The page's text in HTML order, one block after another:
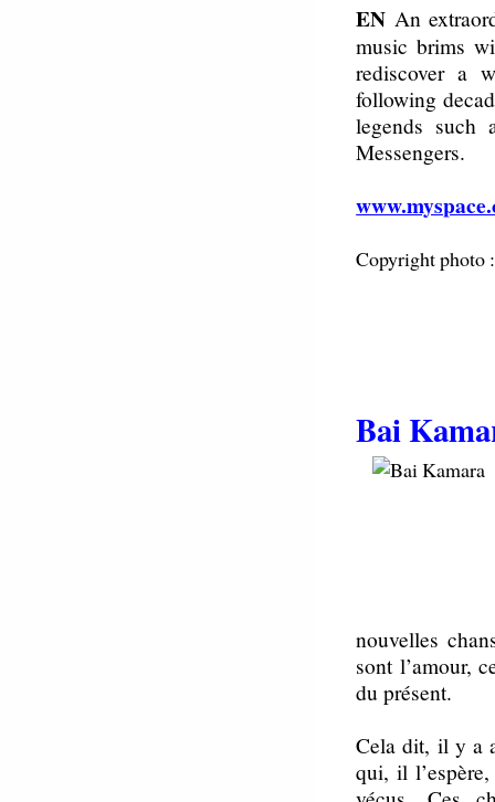
EN An
music brims
rediscover a
following
legends such
Messengers.
Copyright photo
Bai
nouvelles
sont l’amour,
du présent.
Cela dit, il y a
qui, il